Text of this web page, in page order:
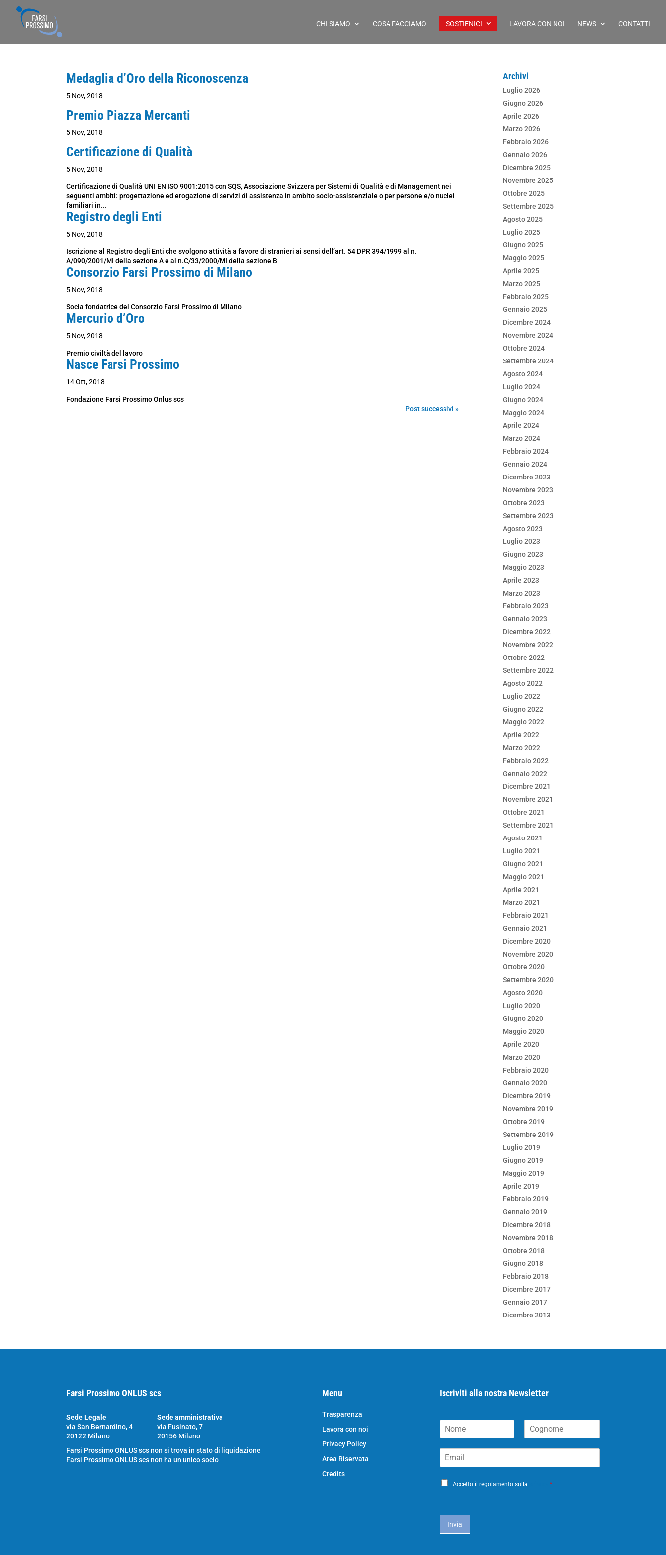
CHI SIAMO COSA FACCIAMO SOSTIENICI LAVORA CON NOI NEWS CONTATTI
Medaglia d’Oro della Riconoscenza
5 Nov, 2018
Premio Piazza Mercanti
5 Nov, 2018
Certificazione di Qualità
5 Nov, 2018
Certificazione di Qualità UNI EN ISO 9001:2015 con SQS, Associazione Svizzera per Sistemi di Qualità e di Management nei
seguenti ambiti: progettazione ed erogazione di servizi di assistenza in ambito socio-assistenziale o per persone e/o nuclei
familiari in...
Registro degli Enti
5 Nov, 2018
Iscrizione al Registro degli Enti che svolgono attività a favore di stranieri ai sensi dell’art. 54 DPR 394/1999 al n.
A/090/2001/MI della sezione A e al n.C/33/2000/MI della sezione B.
Consorzio Farsi Prossimo di Milano
5 Nov, 2018
Socia fondatrice del Consorzio Farsi Prossimo di Milano
Mercurio d’Oro
5 Nov, 2018
Premio civiltà del lavoro
Nasce Farsi Prossimo
14 Ott, 2018
Fondazione Farsi Prossimo Onlus scs
Post successivi »
Archivi
Luglio 2026
Giugno 2026
Aprile 2026
Marzo 2026
Febbraio 2026
Gennaio 2026
Dicembre 2025
Novembre 2025
Ottobre 2025
Settembre 2025
Agosto 2025
Luglio 2025
Giugno 2025
Maggio 2025
Aprile 2025
Marzo 2025
Febbraio 2025
Gennaio 2025
Dicembre 2024
Novembre 2024
Ottobre 2024
Settembre 2024
Agosto 2024
Luglio 2024
Giugno 2024
Maggio 2024
Aprile 2024
Marzo 2024
Febbraio 2024
Gennaio 2024
Dicembre 2023
Novembre 2023
Ottobre 2023
Settembre 2023
Agosto 2023
Luglio 2023
Giugno 2023
Maggio 2023
Aprile 2023
Marzo 2023
Febbraio 2023
Gennaio 2023
Dicembre 2022
Novembre 2022
Ottobre 2022
Settembre 2022
Agosto 2022
Luglio 2022
Giugno 2022
Maggio 2022
Aprile 2022
Marzo 2022
Febbraio 2022
Gennaio 2022
Dicembre 2021
Novembre 2021
Ottobre 2021
Settembre 2021
Agosto 2021
Luglio 2021
Giugno 2021
Maggio 2021
Aprile 2021
Marzo 2021
Febbraio 2021
Gennaio 2021
Dicembre 2020
Novembre 2020
Ottobre 2020
Settembre 2020
Agosto 2020
Luglio 2020
Giugno 2020
Maggio 2020
Aprile 2020
Marzo 2020
Febbraio 2020
Gennaio 2020
Dicembre 2019
Novembre 2019
Ottobre 2019
Settembre 2019
Luglio 2019
Giugno 2019
Maggio 2019
Aprile 2019
Febbraio 2019
Gennaio 2019
Dicembre 2018
Novembre 2018
Ottobre 2018
Giugno 2018
Febbraio 2018
Dicembre 2017
Gennaio 2017
Dicembre 2013
Farsi Prossimo ONLUS scs
Sede Legale
via San Bernardino, 4
20122 Milano
Sede amministrativa
via Fusinato, 7
20156 Milano
Farsi Prossimo ONLUS scs non si trova in stato di liquidazione
Farsi Prossimo ONLUS scs non ha un unico socio
Menu
Trasparenza
Lavora con noi
Privacy Policy
Area Riservata
Credits
Iscriviti alla nostra Newsletter
o
e
o
n
m
m
P
Accetto il regolamento sulla *
Invia